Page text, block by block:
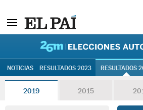
NOTICIAS RESULTADOS 2023 RESULTADOS
2019 2015